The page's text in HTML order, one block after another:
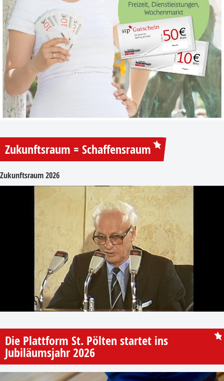
Zukunftsraum = Schaffensraum
Zukunftsraum 2026
Die Plattform St. Pölten startet ins
Jubiläumsjahr 2026